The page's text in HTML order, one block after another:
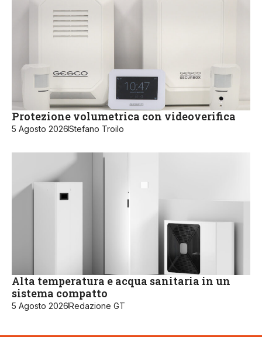
Protezione volumetrica con videoverifica
5 Agosto 2026Stefano Troilo
Alta temperatura e acqua sanitaria in un
sistema compatto
5 Agosto 2026Redazione GT